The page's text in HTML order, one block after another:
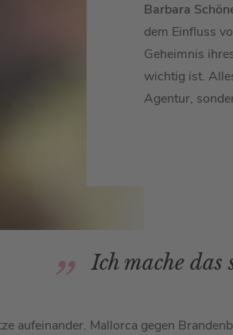
Barbara
dem Einfluss
Geheimnis
wichtig ist.
Agentur,
Ich mache
aufeinander. Mallorca gegen